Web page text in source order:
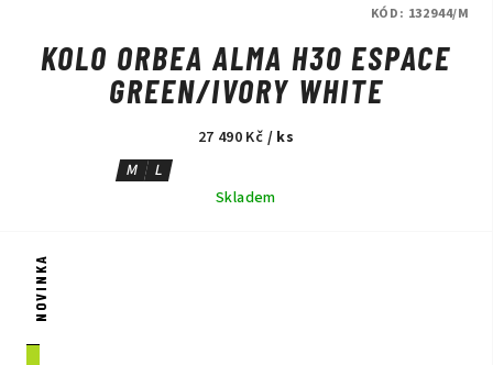
KOLO ORBEA ALMA H30 ESPACE
GREEN/IVORY WHITE
27 490 Kč / ks
M
L
Skladem
KÓD: 132944/M
NOVINKA